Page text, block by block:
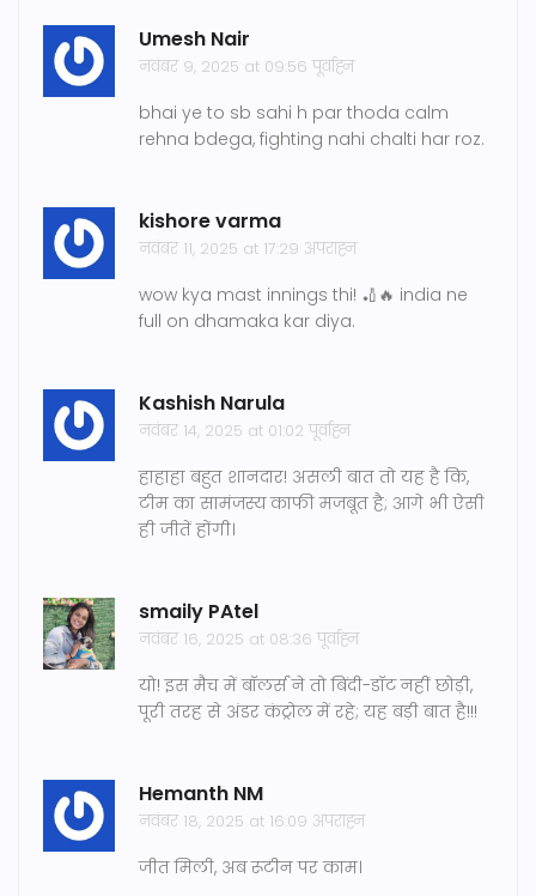
Umesh Nair
नवंबर 9, 2025 at 09:56 पूर्वाह्न
bhai ye to sb sahi h par thoda calm
rehna bdega, fighting nahi chalti har roz.
kishore varma
नवंबर 11, 2025 at 17:29 अपराह्न
wow kya mast innings thi! 🏏🔥 india ne
full on dhamaka kar diya.
Kashish Narula
नवंबर 14, 2025 at 01:02 पूर्वाह्न
हाहाहा बहुत शानदार! असली बात तो यह है कि,
टीम का सामंजस्य काफी मजबूत है; आगे भी ऐसी
ही जीतें होंगी।
smaily PAtel
नवंबर 16, 2025 at 08:36 पूर्वाह्न
यो! इस मैच में बॉलर्स ने तो बिंदी-डॉट नहीं छोड़ी,
पूरी तरह से अंडर कंट्रोल में रहे; यह बड़ी बात है!!!
Hemanth NM
नवंबर 18, 2025 at 16:09 अपराह्न
जीत मिली, अब रूटीन पर काम।